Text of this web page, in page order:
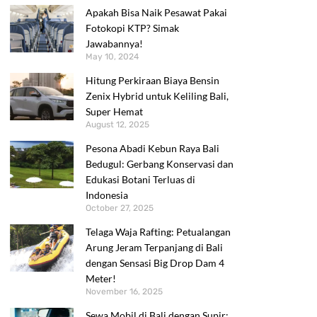
Apakah Bisa Naik Pesawat Pakai
Fotokopi KTP? Simak
Jawabannya!
May 10, 2024
Hitung Perkiraan Biaya Bensin
Zenix Hybrid untuk Keliling Bali,
Super Hemat
August 12, 2025
Pesona Abadi Kebun Raya Bali
Bedugul: Gerbang Konservasi dan
Edukasi Botani Terluas di
Indonesia
October 27, 2025
Telaga Waja Rafting: Petualangan
Arung Jeram Terpanjang di Bali
dengan Sensasi Big Drop Dam 4
Meter!
November 16, 2025